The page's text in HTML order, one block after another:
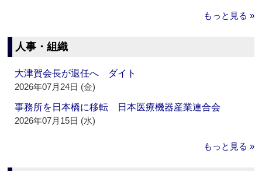
もっと見る »
人事・組織
大津賀会長が退任へ ダイト
2026年07月24日 (金)
事務所を日本橋に移転 日本医療機器産業連合会
2026年07月15日 (水)
もっと見る »